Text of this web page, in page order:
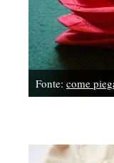
Fonte: come